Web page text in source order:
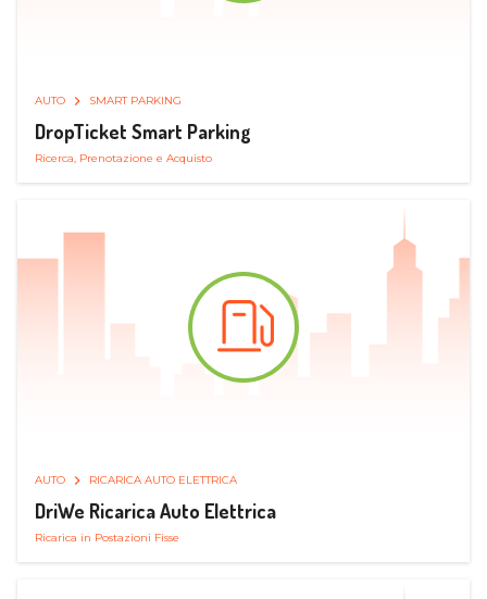
AUTO SMART PARKING
DropTicket Smart Parking
Ricerca, Prenotazione e Acquisto
AUTO RICARICA AUTO ELETTRICA
DriWe Ricarica Auto Elettrica
Ricarica in Postazioni Fisse